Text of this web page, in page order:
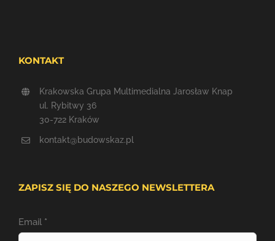
KONTAKT
Krakowska Grupa Multimedialna Jarosław Knap
ul. Rybitwy 36
30-722 Kraków
kontakt@budowskaz.pl
ZAPISZ SIĘ DO NASZEGO NEWSLETTERA
Email *